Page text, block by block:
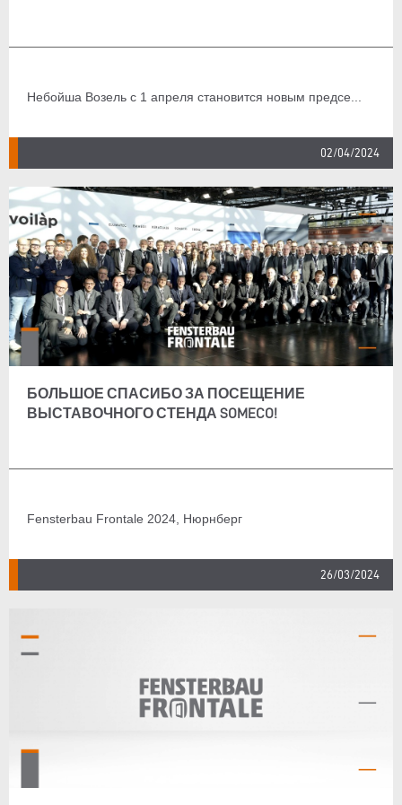
Небойша Возель с 1 апреля становится новым предсе...
02/04/2024
БОЛЬШОЕ СПАСИБО ЗА ПОСЕЩЕНИЕ
ВЫСТАВОЧНОГО СТЕНДА SOMECO!
Fensterbau Frontale 2024, Нюрнберг
26/03/2024